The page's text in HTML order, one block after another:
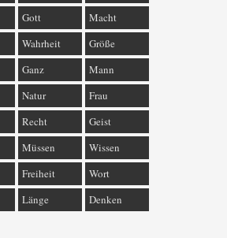
Gott
Macht
Wahrheit
Größe
Ganz
Mann
Natur
Frau
Recht
Geist
Müssen
Wissen
Freiheit
Wort
Länge Denken